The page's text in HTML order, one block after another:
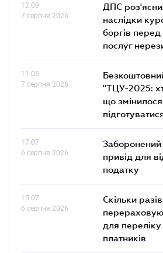
12.09
7 серпня 2026
ДПС
наслідки
боргів
послуг
11.05
7 серпня 2026
"ТЦУ-2025:
що змінилося
17.07
6 серпня 2026
привід для
податку
15.07
6 серпня 2026
Скільки
для
платників